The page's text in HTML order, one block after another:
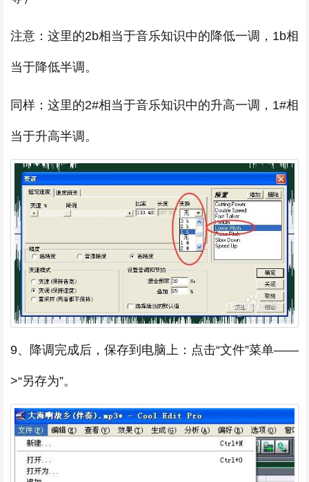
注意：这里的2b相当于音乐知识中的降低一调，1b相
当于降低半调。
同样：这里的2#相当于音乐知识中的升高一调，1#相
当于升高半调。
9、降调完成后，保存到电脑上：点击“文件”菜单——
>“另存为”。